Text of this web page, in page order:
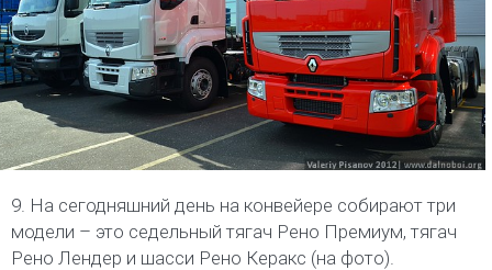
9. На сегодняшний день на конвейере собирают три
модели – это седельный тягач Рено Премиум, тягач
Рено Лендер и шасси Рено Керакс (на фото).